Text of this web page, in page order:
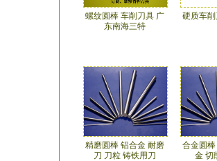
螺纹圆棒 车削刀具 广
东南海三特
硬质车
精磨圆棒 铝合金 耐磨
刀 刀粒 铸铁用刀
合金圆
金 切